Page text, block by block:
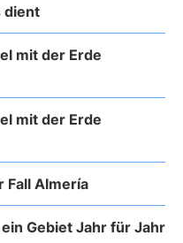
dient
mit der Erde
mit der Erde
Fall Almería
Gebiet Jahr für Jahr